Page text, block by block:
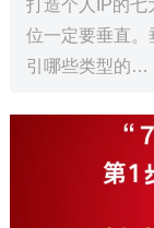
打造个人IP的七
位一定要垂直。
引哪些类型的…